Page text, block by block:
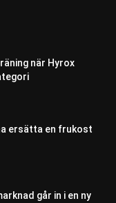
när Hyrox
ersätta en frukost
går in i en ny